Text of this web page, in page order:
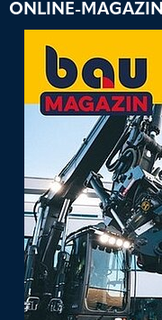
ONLINE-MAGAZIN